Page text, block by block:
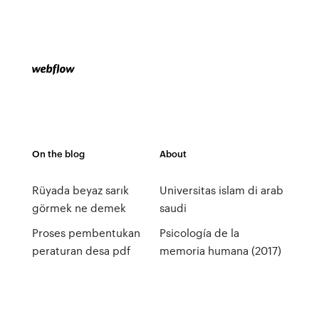
On the blog
Rüyada beyaz sarık
görmek ne demek
Proses pembentukan
peraturan desa pdf
About
Universitas islam di arab
saudi
Psicología de la
memoria humana (2017)